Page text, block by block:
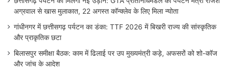
अग्रवाल से खास मुलाकात, 22 अगस्त कॉन्क्लेव के लिए मिला न्योता
गांधीनगर में छत्तीसगढ़ पर्यटन का डंका: TTF 2026 में बिखरी राज्य की सांस्कृतिक
और प्राकृतिक छटा
बिलासपुर समीक्षा बैठक: काम में ढिलाई पर उप मुख्यमंत्री कड़े, अफसरों को शो-कॉज
और जांच के आदेश